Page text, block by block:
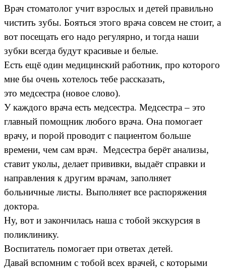
Врач стоматолог учит взрослых и детей правильно
чистить зубы. Бояться этого врача совсем не стоит, а
вот посещать его надо регулярно, и тогда наши
зубки всегда будут красивые и белые.
Есть ещё один медицинский работник, про которого
мне бы очень хотелось тебе рассказать,
это медсестра (новое слово).
У каждого врача есть медсестра. Медсестра – это
главный помощник любого врача. Она помогает
врачу, и порой проводит с пациентом больше
времени, чем сам врач. Медсестра берёт анализы,
ставит уколы, делает прививки, выдаёт справки и
направления к другим врачам, заполняет
больничные листы. Выполняет все распоряжения
доктора.
Ну, вот и закончилась наша с тобой экскурсия в
поликлинику.
Воспитатель помогает при ответах детей.
Давай вспомним с тобой всех врачей, с которыми